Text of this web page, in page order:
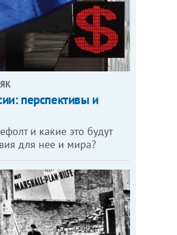
перспективы и
и какие это будут
для нее и мира?